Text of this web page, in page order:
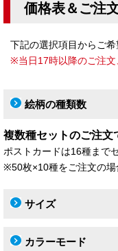
価格表＆ご注
下記の選択項目からご
※当日17時以降のご注文
絵柄の種類数
複数種セットのご注文
ポストカードは16種まで
※50枚×10種をご注文の場
サイズ
カラーモード